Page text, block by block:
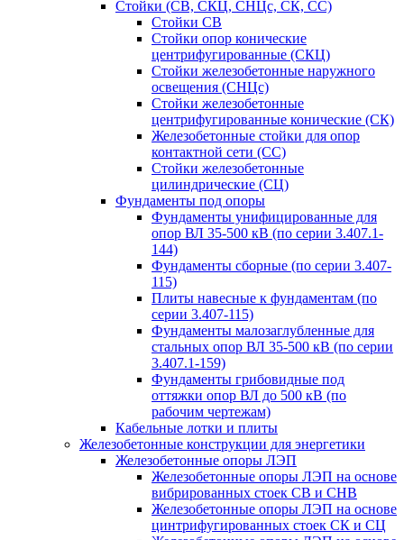
Стойки (СВ, СКЦ, СНЦс, СК, СС)
Стойки СВ
Стойки опор конические
центрифугированные (СКЦ)
Стойки железобетонные наружного
освещения (СНЦс)
Стойки железобетонные
центрифугированные конические (СК)
Железобетонные стойки для опор
контактной сети (СС)
Стойки железобетонные
цилиндрические (СЦ)
Фундаменты под опоры
Фундаменты унифицированные для
опор ВЛ 35-500 кВ (по серии 3.407.1-
144)
Фундаменты сборные (по серии 3.407-
115)
Плиты навесные к фундаментам (по
серии 3.407-115)
Фундаменты малозаглубленные для
стальных опор ВЛ 35-500 кВ (по серии
3.407.1-159)
Фундаменты грибовидные под
оттяжки опор ВЛ до 500 кВ (по
рабочим чертежам)
Кабельные лотки и плиты
Железобетонные конструкции для энергетики
Железобетонные опоры ЛЭП
Железобетонные опоры ЛЭП на основе
вибрированных стоек СВ и СНВ
Железобетонные опоры ЛЭП на основе
цинтрифугированных стоек СК и СЦ